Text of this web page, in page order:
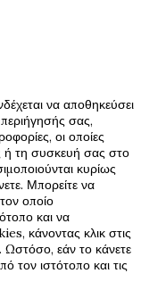
να αποθηκεύσει
σας,
οι οποίες
ή τη συσκευή σας στο
κυρίως
Μπορείτε να
οποίο
και να
κάνοντας κλικ στις
Ωστόσο, εάν το κάνετε
τον ιστότοπο και τις